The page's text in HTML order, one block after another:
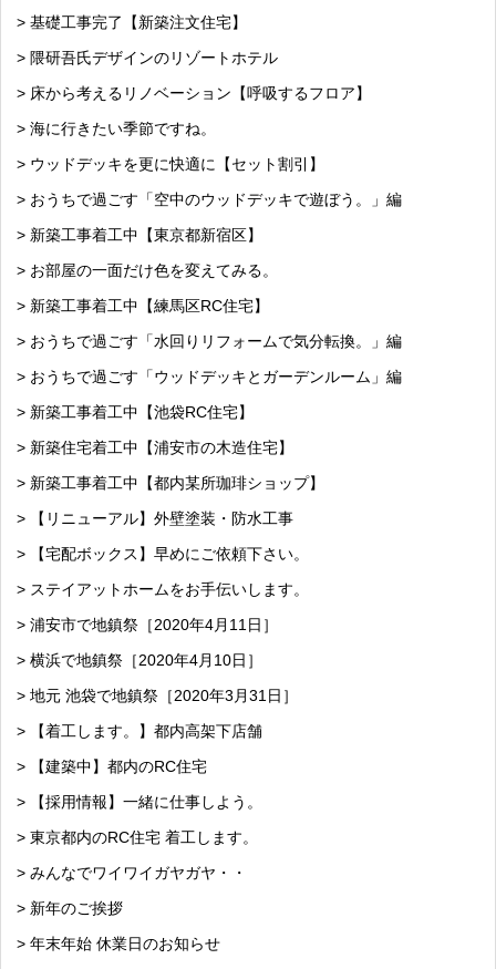
> 基礎工事完了【新築注文住宅】
> 隈研吾氏デザインのリゾートホテル
> 床から考えるリノベーション【呼吸するフロア】
> 海に行きたい季節ですね。
> ウッドデッキを更に快適に【セット割引】
> おうちで過ごす「空中のウッドデッキで遊ぼう。」編
> 新築工事着工中【東京都新宿区】
> お部屋の一面だけ色を変えてみる。
> 新築工事着工中【練馬区RC住宅】
> おうちで過ごす「水回りリフォームで気分転換。」編
> おうちで過ごす「ウッドデッキとガーデンルーム」編
> 新築工事着工中【池袋RC住宅】
> 新築住宅着工中【浦安市の木造住宅】
> 新築工事着工中【都内某所珈琲ショップ】
> 【リニューアル】外壁塗装・防水工事
> 【宅配ボックス】早めにご依頼下さい。
> ステイアットホームをお手伝いします。
> 浦安市で地鎮祭［2020年4月11日］
> 横浜で地鎮祭［2020年4月10日］
> 地元 池袋で地鎮祭［2020年3月31日］
> 【着工します。】都内高架下店舗
> 【建築中】都内のRC住宅
> 【採用情報】一緒に仕事しよう。
> 東京都内のRC住宅 着工します。
> みんなでワイワイガヤガヤ・・
> 新年のご挨拶
> 年末年始 休業日のお知らせ